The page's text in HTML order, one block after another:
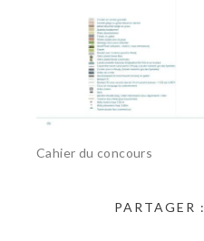
Cahier du concours
PARTAGER :